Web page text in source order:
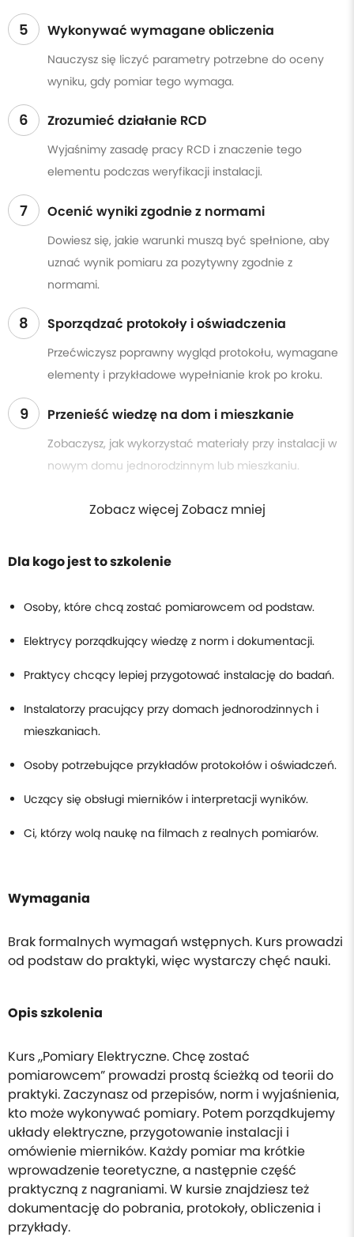
5 Wykonywać wymagane obliczenia
Nauczysz się liczyć parametry potrzebne do oceny
wyniku, gdy pomiar tego wymaga.
6 Zrozumieć działanie RCD
Wyjaśnimy zasadę pracy RCD i znaczenie tego
elementu podczas weryfikacji instalacji.
7 Ocenić wyniki zgodnie z normami
Dowiesz się, jakie warunki muszą być spełnione, aby
uznać wynik pomiaru za pozytywny zgodnie z
normami.
8 Sporządzać protokoły i oświadczenia
Przećwiczysz poprawny wygląd protokołu, wymagane
elementy i przykładowe wypełnianie krok po kroku.
9 Przenieść wiedzę na dom i mieszkanie
Zobaczysz, jak wykorzystać materiały przy instalacji w
nowym domu jednorodzinnym lub mieszkaniu.
Zobacz więcej Zobacz mniej
Dla kogo jest to szkolenie
Osoby, które chcą zostać pomiarowcem od podstaw.
Elektrycy porządkujący wiedzę z norm i dokumentacji.
Praktycy chcący lepiej przygotować instalację do badań.
Instalatorzy pracujący przy domach jednorodzinnych i
mieszkaniach.
Osoby potrzebujące przykładów protokołów i oświadczeń.
Uczący się obsługi mierników i interpretacji wyników.
Ci, którzy wolą naukę na filmach z realnych pomiarów.
Wymagania
Brak formalnych wymagań wstępnych. Kurs prowadzi
od podstaw do praktyki, więc wystarczy chęć nauki.
Opis szkolenia
Kurs „Pomiary Elektryczne. Chcę zostać
pomiarowcem” prowadzi prostą ścieżką od teorii do
praktyki. Zaczynasz od przepisów, norm i wyjaśnienia,
kto może wykonywać pomiary. Potem porządkujemy
układy elektryczne, przygotowanie instalacji i
omówienie mierników. Każdy pomiar ma krótkie
wprowadzenie teoretyczne, a następnie część
praktyczną z nagraniami. W kursie znajdziesz też
dokumentację do pobrania, protokoły, obliczenia i
przykłady.